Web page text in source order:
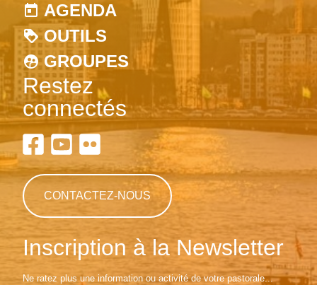
AGENDA
OUTILS
GROUPES
Restez
connectés
CONTACTEZ-NOUS
Inscription à la Newsletter
Ne ratez plus une information ou activité de votre pastorale...